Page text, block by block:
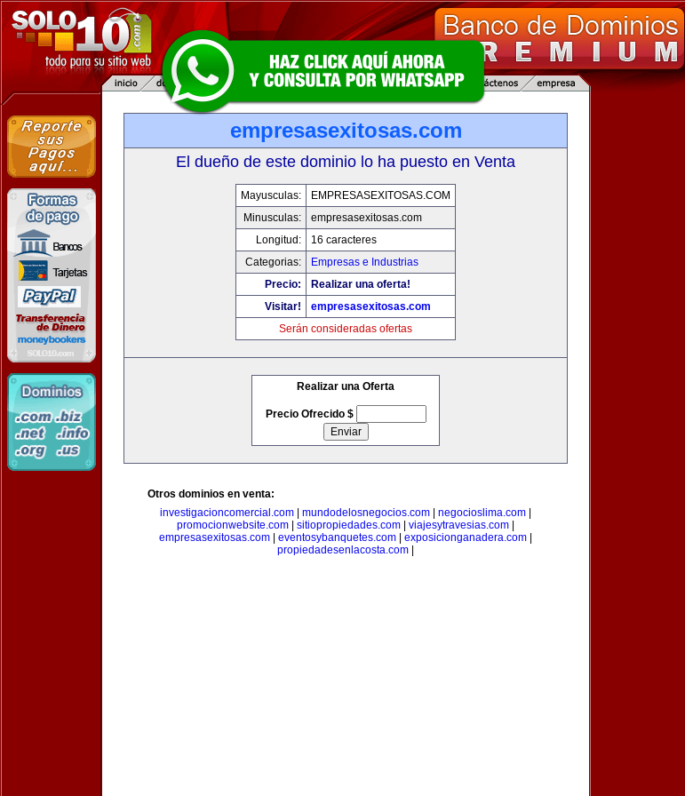
empresasexitosas.com
El dueño de este dominio lo ha puesto en Venta
Mayusculas:
EMPRESASEXITOSAS.COM
Minusculas:
empresasexitosas.com
Longitud:
16 caracteres
Categorias:
Empresas e Industrias
Precio:
Realizar una oferta!
Visitar!
empresasexitosas.com
Serán consideradas ofertas
Realizar una Oferta
Precio Ofrecido $
Otros dominios en venta:
investigacioncomercial.com
mundodelosnegocios.com negocioslima.com
promocionwebsite.com
sitiopropiedades.com viajesytravesias.com
empresasexitosas.com
eventosybanquetes.com exposicionganadera.com
propiedadesenlacosta.com